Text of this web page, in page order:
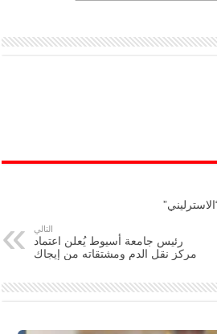
التالي
رئيس جامعة أسيوط يُعلن اعتماد
مركز نقل الدم ومشتقاته من إيجاك